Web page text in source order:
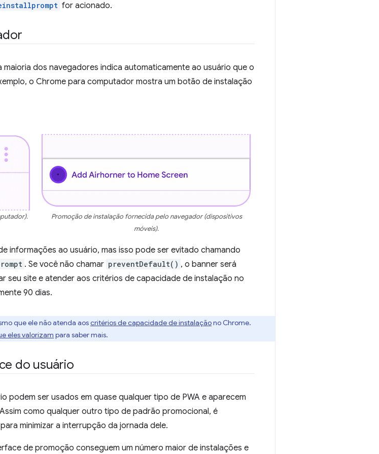
for acionado.
maioria dos navegadores indica automaticamente ao usuário que o
o Chrome para computador mostra um botão de instalação
Promoção de instalação fornecida pelo navegador (dispositivos
móveis).
informações ao usuário, mas isso pode ser evitado chamando
. Se você não chamar preventDefault() , o banner será
seu site e atender aos critérios de capacidade de instalação no
90 dias.
que ele não atenda aoscritérios de capacidade de instalaçãono Chrome.
eles valorizam para saber mais.
do usuário
podem ser usados em quase qualquer tipo de PWA e aparecem
como qualquer outro tipo de padrão promocional, é
minimizar a interrupção da jornada dele.
de promoção conseguem um número maior de instalações e